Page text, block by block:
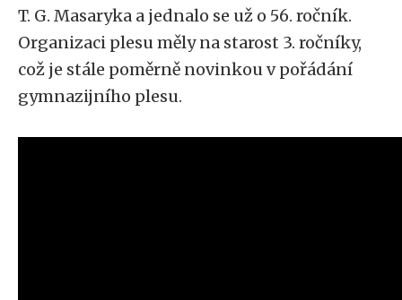
T. G. Masaryka a jednalo se už o 56. ročník.
Organizaci plesu měly na starost 3. ročníky,
což je stále poměrně novinkou v pořádání
gymnazijního plesu.